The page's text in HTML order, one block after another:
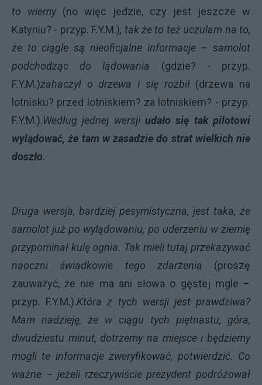
to wiemy (no więc jedzie, czy jest jeszcze w
Katyniu? - przyp. F.Y.M.), tak że to też uczulam na to,
że to ciągle są nieoficjalne informacje – samolot
podchodząc do lądowania
(gdzie? - przyp.
F.Y.M.)zahaczył o drzewa i się rozbił (drzewa na
lotnisku? przed lotniskiem? za lotniskiem? - przyp.
F.Y.M.).Według jednej wersji udało się tak pilotowi
wylądować, że tam w zasadzie do strat wielkich nie
doszło.
Druga wersja, bardziej pesymistyczna, jest taka, że
samolot już po wylądowaniu, po uderzeniu w ziemię
przypominał kulę ognia. Tak mieli tutaj przekazywać
naoczni świadkowie tego zdarzenia
(proszę
zauważyć, że nie ma ani słowa o gęstej mgle –
przyp. F.Y.M.).Która z tych wersji jest prawdziwa?
Mam nadzieję, że w ciągu tych piętnastu, góra,
dwudziestu minut, dotrzemy na miejsce i będziemy
mogli te informacje zweryfikować, potwierdzić. Co
ważne – jeżeli rzeczywiście prezydent podróżował